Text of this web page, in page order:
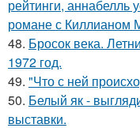
рейтинги, аннабелль
романе с Киллианом
48. Бросок века.
1972 год.
49. "Что с ней
50. Белый як -
выставки.